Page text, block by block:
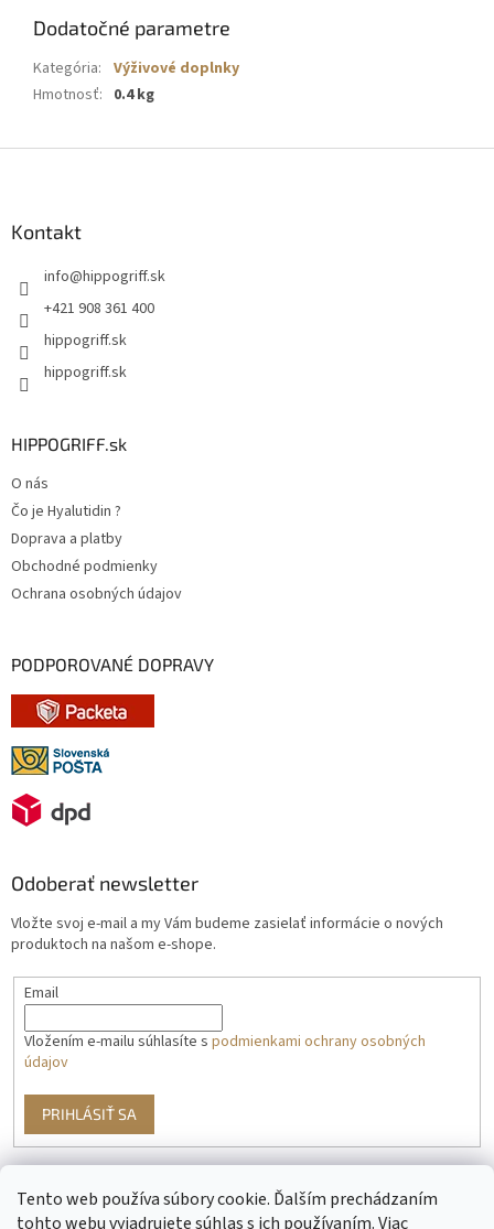
Tento web používa súbory cookie. Ďalším prechádzaním
tohto webu vyjadrujete súhlas s ich používaním. Viac
Dodatočné parametre
Kategória: Výživové doplnky
Hmotnosť: 0.4 kg
Kontakt
info@hippogriff.sk
+421 908 361 400
hippogriff.sk
hippogriff.sk
HIPPOGRIFF.sk
O nás
Čo je Hyalutidin ?
Doprava a platby
Obchodné podmienky
Ochrana osobných údajov
PODPOROVANÉ DOPRAVY
Odoberať newsletter
Vložte svoj e-mail a my Vám budeme zasielať informácie o nových
produktoch na našom e-shope.
Email
Vložením e-mailu súhlasíte s podmienkami ochrany osobných
údajov
PRIHLÁSIŤ SA
g